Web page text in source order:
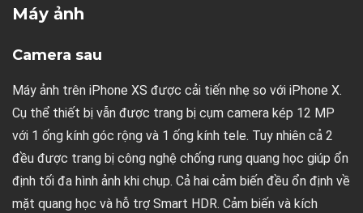
Máy ảnh
Camera sau
Máy ảnh trên iPhone XS được cải tiến nhẹ so với iPhone X.
Cụ thể thiết bị vẫn được trang bị cụm camera kép 12 MP
với 1 ống kính góc rộng và 1 ống kính tele. Tuy nhiên cả 2
đều được trang bị công nghệ chống rung quang học giúp ổn
định tối đa hình ảnh khi chụp. Cả hai cảm biến đều ổn định về
mặt quang học và hỗ trợ Smart HDR. Cảm biến và kích